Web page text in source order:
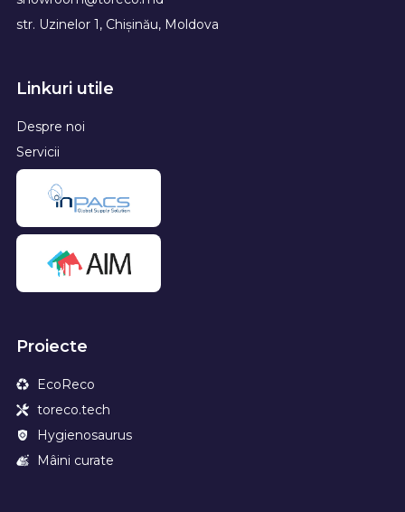
str. Uzinelor 1, Chișinău, Moldova
Linkuri utile
Despre noi
Servicii
Proiecte
EcoReco
toreco.tech
Hygienosaurus
Mâini curate